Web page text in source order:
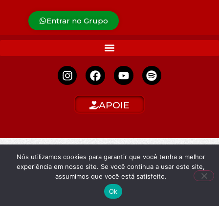
Entrar no Grupo
APOIE
Nós utilizamos cookies para garantir que você tenha a melhor
experiência em nosso site. Se você continua a usar este site,
assumimos que você está satisfeito.
Ok